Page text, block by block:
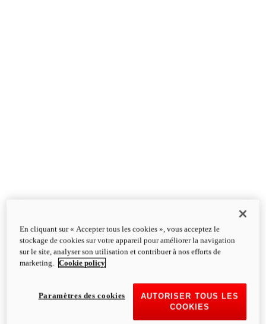
En cliquant sur « Accepter tous les cookies », vous acceptez le
stockage de cookies sur votre appareil pour améliorer la navigation
sur le site, analyser son utilisation et contribuer à nos efforts de
marketing.
Cookie policy
AUTORISER TOUS LES
COOKIES
Paramètres des cookies